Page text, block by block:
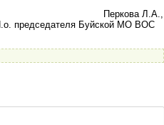
Перкова Л.А.,
председателя Буйской МО ВОС